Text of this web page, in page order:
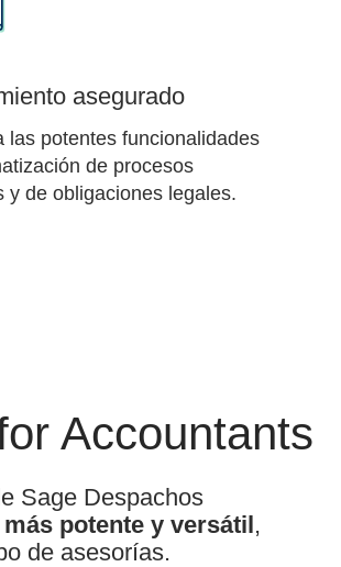
asegurado
las potentes funcionalidades
de procesos
y de obligaciones legales.
Accountants
Sage Despachos
más potente y versátil,
de asesorías.